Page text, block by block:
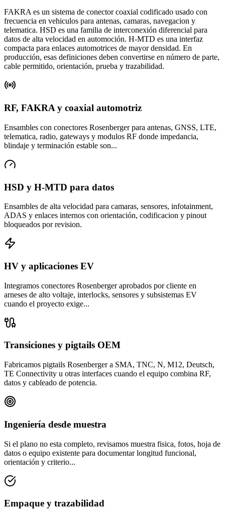
FAKRA es un sistema de conector coaxial codificado usado con
frecuencia en vehiculos para antenas, camaras, navegacion y
telematica. HSD es una familia de interconexión diferencial para
datos de alta velocidad en automoción. H-MTD es una interfaz
compacta para enlaces automotrices de mayor densidad. En
producción, esas definiciones deben convertirse en número de parte,
cable permitido, orientación, prueba y trazabilidad.
RF, FAKRA y coaxial automotriz
Ensambles con conectores Rosenberger para antenas, GNSS, LTE,
telematica, radio, gateways y modulos RF donde impedancia,
blindaje y terminación estable son...
HSD y H-MTD para datos
Ensambles de alta velocidad para camaras, sensores, infotainment,
ADAS y enlaces internos con orientación, codificacion y pinout
bloqueados por revision.
HV y aplicaciones EV
Integramos conectores Rosenberger aprobados por cliente en
arneses de alto voltaje, interlocks, sensores y subsistemas EV
cuando el proyecto exige...
Transiciones y pigtails OEM
Fabricamos pigtails Rosenberger a SMA, TNC, N, M12, Deutsch,
TE Connectivity u otras interfaces cuando el equipo combina RF,
datos y cableado de potencia.
Ingeniería desde muestra
Si el plano no esta completo, revisamos muestra fisica, fotos, hoja de
datos o equipo existente para documentar longitud funcional,
orientación y criterio...
Empaque y trazabilidad